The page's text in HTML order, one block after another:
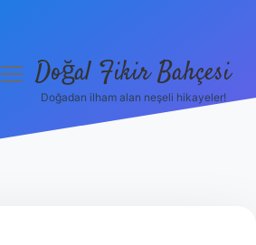
menüyüDoğal Fikir Bahçesi
Doğadan ilham alan neşeli hikayeler!